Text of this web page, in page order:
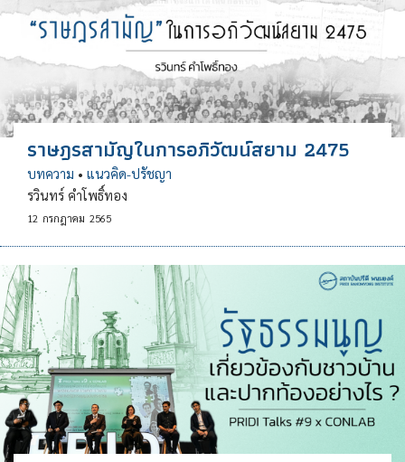
ราษฎรสามัญในการอภิวัฒน์สยาม 2475
บทความ • แนวคิด-ปรัชญา
รวินทร์ คำโพธิ์ทอง
12 กรกฎาคม 2565